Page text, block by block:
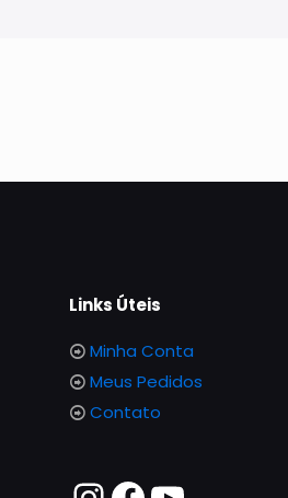
Links Úteis
Minha Conta
Meus Pedidos
Contato